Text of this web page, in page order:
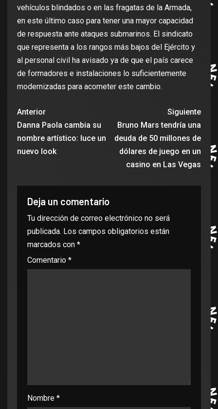
vehículos blindados o en las fragatas de la Armada,
en este último caso para tener una mayor capacidad
de respuesta ante ataques submarinos. El sindicato
que representa a los rangos más bajos del Ejército y
al personal civil ha avisado ya de que el país carece
de formadores e instalaciones lo suficientemente
modernizadas para acometer este cambio.
Anterior
Danna Paola cambia su
nombre artístico: luce un
nuevo look
Siguiente
Bruno Mars tendría una
deuda de 50 millones de
dólares de juego en un
casino en Las Vegas
Deja un comentario
Tu dirección de correo electrónico no será
publicada. Los campos obligatorios están
marcados con *
Comentario *
Nombre *